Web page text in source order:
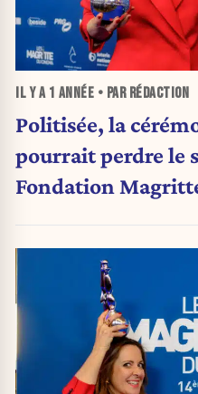
IL Y A 1 ANNÉE • PAR RÉDACTION
Politisée, la
pourrait perdre le
Fondation